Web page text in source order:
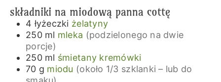
składniki na miodową panna cottę
4 łyżeczki żelatyny
250 ml mleka (podzielonego na dwie
porcje)
250 ml śmietany kremówki
70 g miodu (około 1/3 szklanki – lub do